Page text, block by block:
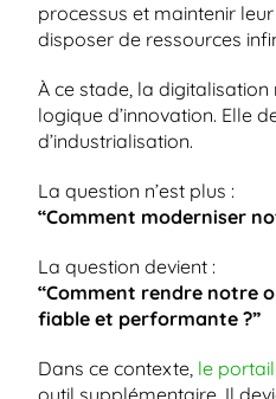
processus et maintenir
disposer de ressources
À ce stade, la digitalisation
logique d’innovation. Elle
d’industrialisation.
La question n’est plus :
“Comment moderniser
La question devient :
“Comment rendre notre
fiable et performante ?”
Dans ce contexte, le
outil supplémentaire. Il